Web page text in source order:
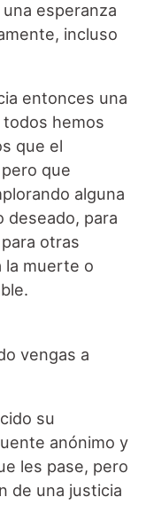
esperanza
incluso
entonces una
todos hemos
que el
que
alguna
deseado, para
otras
la muerte o
vengas a
su
anónimo y
les pase, pero
de una justicia